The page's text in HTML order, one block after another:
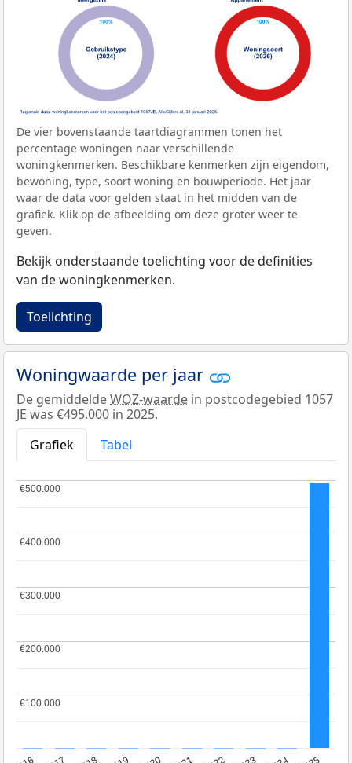
De vier bovenstaande taartdiagrammen tonen het
percentage woningen naar verschillende
woningkenmerken. Beschikbare kenmerken zijn eigendom,
bewoning, type, soort woning en bouwperiode. Het jaar
waar de data voor gelden staat in het midden van de
grafiek. Klik op de afbeelding om deze groter weer te
geven.
Bekijk onderstaande toelichting voor de definities
van de woningkenmerken.
Toelichting
Woningwaarde per jaar
De gemiddeldeWOZ-waarde in postcodegebied 1057
JE was €495.000 in 2025.
Grafiek
Tabel
€100.000
€100.000
€200.000
€200.000
€300.000
€300.000
€400.000
€400.000
€500.000
€500.000